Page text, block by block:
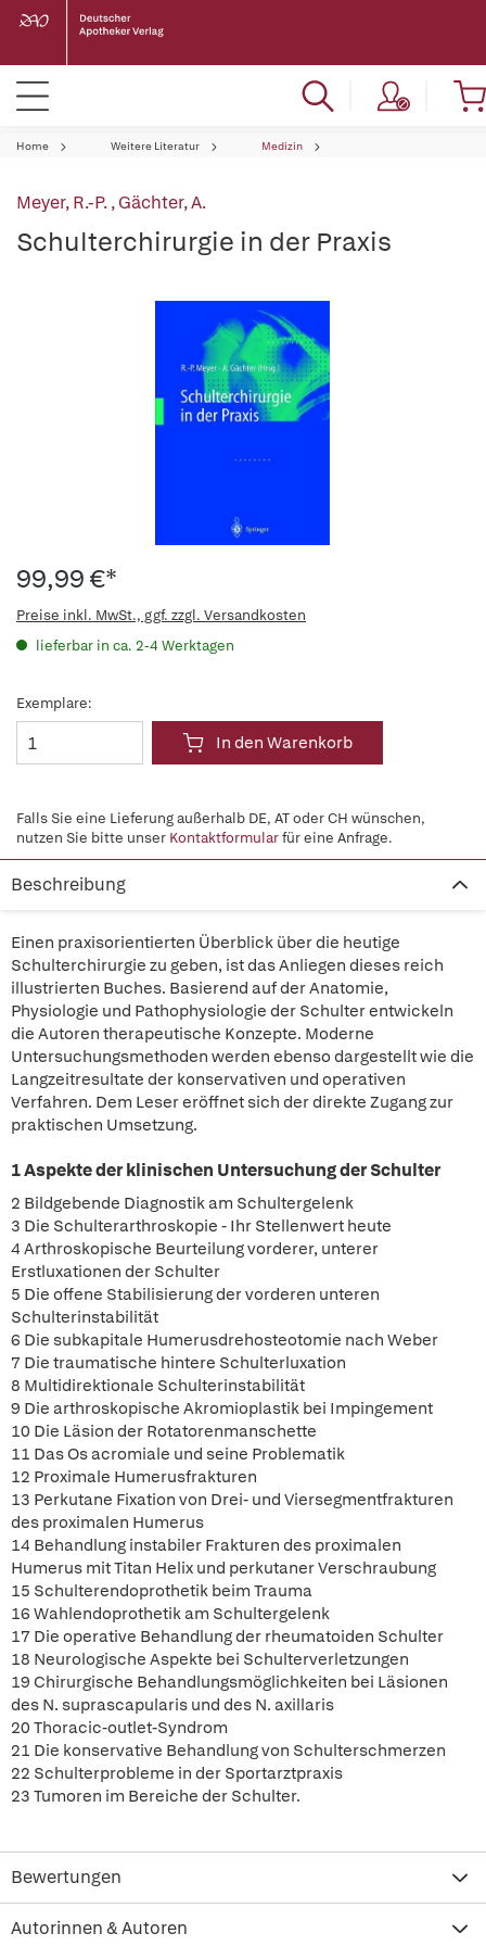
Home Weitere Literatur Medizin
Meyer, R.-P.,Gächter, A.
Schulterchirurgie in der Praxis
99,99 €*
Preise inkl. MwSt., ggf. zzgl. Versandkosten
lieferbar in ca. 2-4 Werktagen
Exemplare:
In den Warenkorb
Falls Sie eine Lieferung außerhalb DE, AT oder CH wünschen,
nutzen Sie bitte unser Kontaktformularfür eine Anfrage.
Beschreibung
Einen praxisorientierten Überblick über die heutige
Schulterchirurgie zu geben, ist das Anliegen dieses reich
illustrierten Buches. Basierend auf der Anatomie,
Physiologie und Pathophysiologie der Schulter entwickeln
die Autoren therapeutische Konzepte. Moderne
Untersuchungsmethoden werden ebenso dargestellt wie die
Langzeitresultate der konservativen und operativen
Verfahren. Dem Leser eröffnet sich der direkte Zugang zur
praktischen Umsetzung.
1 Aspekte der klinischen Untersuchung der Schulter
2 Bildgebende Diagnostik am Schultergelenk
3 Die Schulterarthroskopie - Ihr Stellenwert heute
4 Arthroskopische Beurteilung vorderer, unterer
Erstluxationen der Schulter
5 Die offene Stabilisierung der vorderen unteren
Schulterinstabilität
6 Die subkapitale Humerusdrehosteotomie nach Weber
7 Die traumatische hintere Schulterluxation
8 Multidirektionale Schulterinstabilität
9 Die arthroskopische Akromioplastik bei Impingement
10 Die Läsion der Rotatorenmanschette
11 Das Os acromiale und seine Problematik
12 Proximale Humerusfrakturen
13 Perkutane Fixation von Drei- und Viersegmentfrakturen
des proximalen Humerus
14 Behandlung instabiler Frakturen des proximalen
Humerus mit Titan Helix und perkutaner Verschraubung
15 Schulterendoprothetik beim Trauma
16 Wahlendoprothetik am Schultergelenk
17 Die operative Behandlung der rheumatoiden Schulter
18 Neurologische Aspekte bei Schulterverletzungen
19 Chirurgische Behandlungsmöglichkeiten bei Läsionen
des N. suprascapularis und des N. axillaris
20 Thoracic-outlet-Syndrom
21 Die konservative Behandlung von Schulterschmerzen
22 Schulterprobleme in der Sportarztpraxis
23 Tumoren im Bereiche der Schulter.
Bewertungen
Autorinnen & Autoren